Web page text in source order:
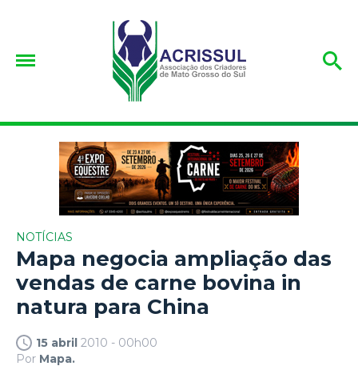
NOTÍCIAS
Mapa negocia ampliação das
vendas de carne bovina in
natura para China
15 abril 2010 - 00h00
Por Mapa.